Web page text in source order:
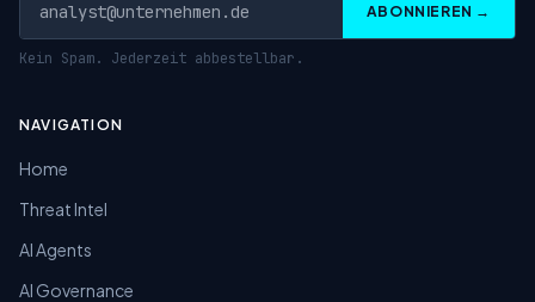
ABONNIEREN →
Kein Spam. Jederzeit abbestellbar.
NAVIGATION
Home
Threat Intel
AI Agents
AI Governance